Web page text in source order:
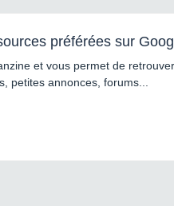
préférées sur
et vous permet de
petites annonces, forums...